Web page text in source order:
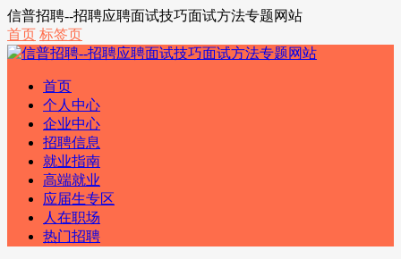
信普招聘--招聘应聘面试技巧面试方法专题网站
首页 标签页
首页
个人中心
企业中心
招聘信息
就业指南
高端就业
应届生专区
人在职场
热门招聘